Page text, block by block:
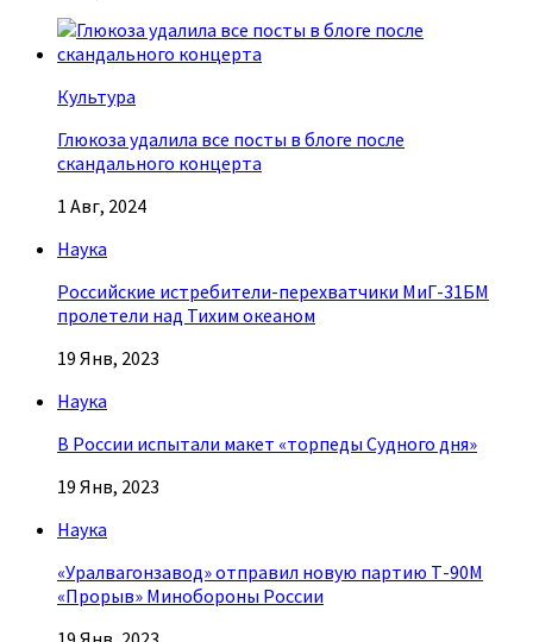
Культура
Глюкоза удалила все посты в блоге после
скандального концерта
1 Авг, 2024
Наука
Российские истребители-перехватчики МиГ-31БМ
пролетели над Тихим океаном
19 Янв, 2023
Наука
В России испытали макет «торпеды Судного дня»
19 Янв, 2023
Наука
«Уралвагонзавод» отправил новую партию Т-90М
«Прорыв» Минобороны России